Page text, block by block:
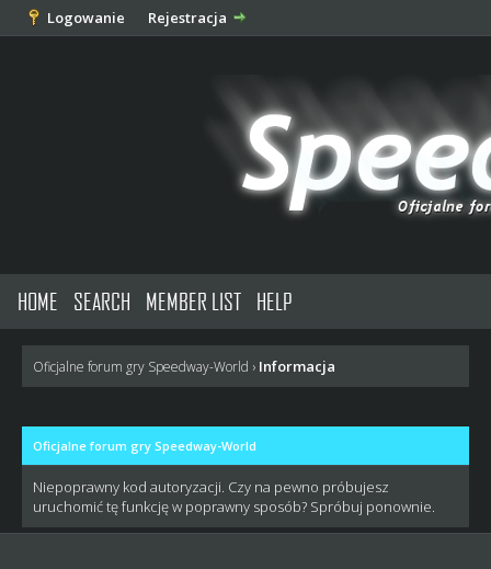
Logowanie Rejestracja
HOME SEARCH MEMBER LIST HELP
Oficjalne forum gry Speedway-World › Informacja
Oficjalne forum gry Speedway-World
Niepoprawny kod autoryzacji. Czy na pewno próbujesz
uruchomić tę funkcję w poprawny sposób? Spróbuj ponownie.